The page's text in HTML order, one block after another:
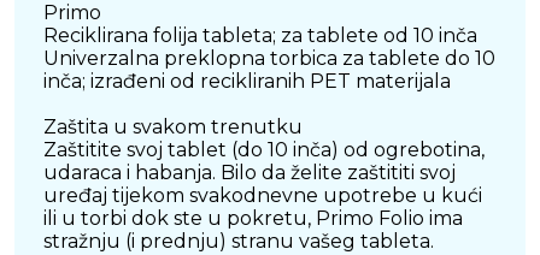
Primo
Reciklirana folija tableta; za tablete od 10 inča
Univerzalna preklopna torbica za tablete do 10
inča; izrađeni od recikliranih PET materijala
Zaštita u svakom trenutku
Zaštitite svoj tablet (do 10 inča) od ogrebotina,
udaraca i habanja. Bilo da želite zaštititi svoj
uređaj tijekom svakodnevne upotrebe u kući
ili u torbi dok ste u pokretu, Primo Folio ima
stražnju (i prednju) stranu vašeg tableta.